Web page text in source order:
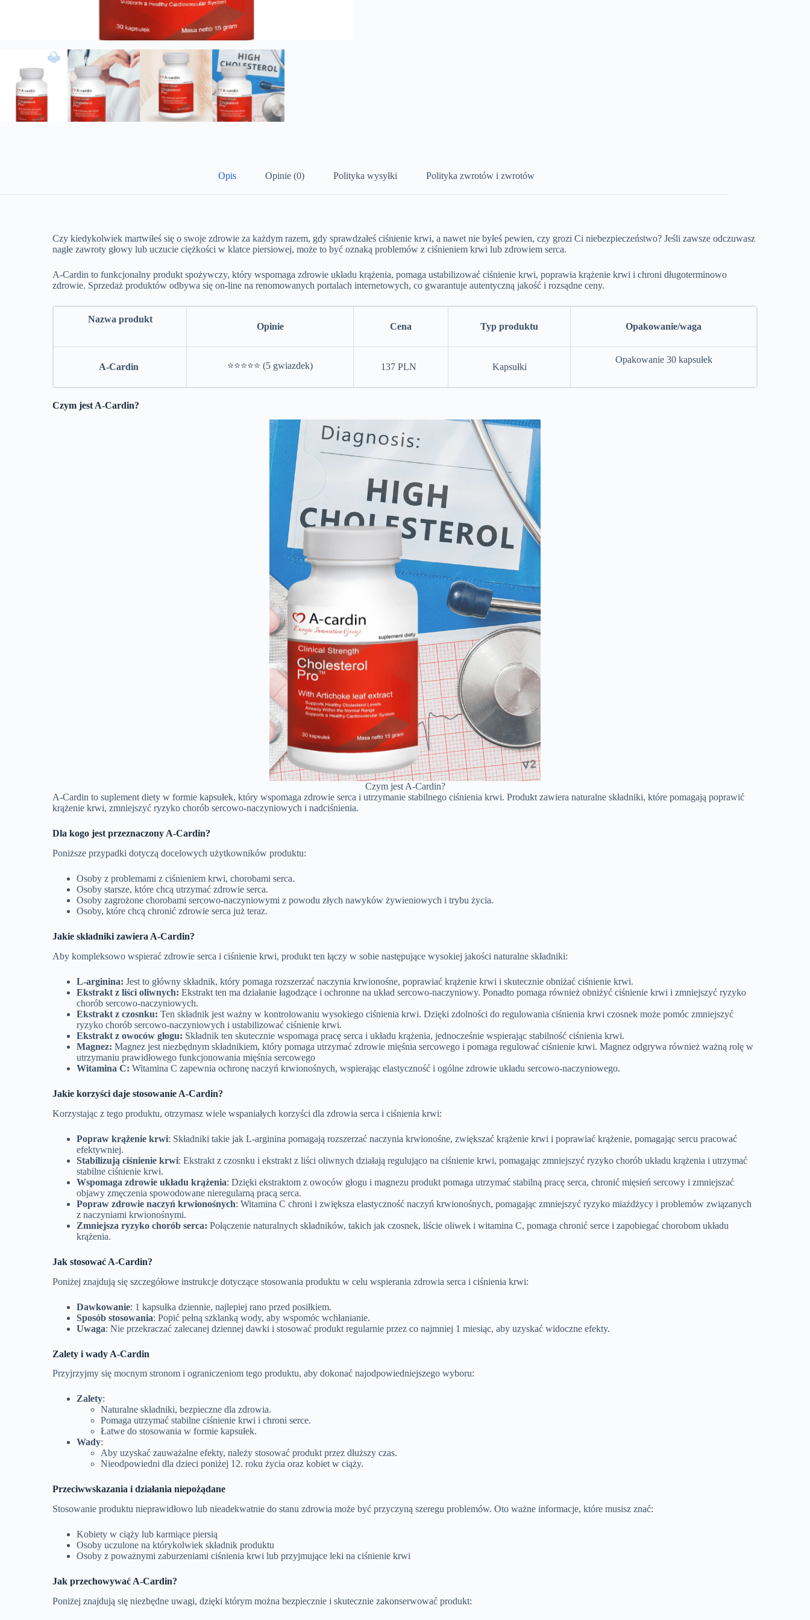
Opis Opinie (0) Polityka wysyłki Polityka zwrotów i zwrotów
Czy kiedykolwiek martwiłeś się o swoje zdrowie za każdym razem, gdy sprawdzałeś ciśnienie krwi, a nawet nie byłeś pewien, czy grozi Ci niebezpieczeństwo? Jeśli zawsze odczuwasz
nagłe zawroty głowy lub uczucie ciężkości w klatce piersiowej, może to być oznaką problemów z ciśnieniem krwi lub zdrowiem serca.
A-Cardin to funkcjonalny produkt spożywczy, który wspomaga zdrowie układu krążenia, pomaga ustabilizować ciśnienie krwi, poprawia krążenie krwi i chroni długoterminowo
zdrowie. Sprzedaż produktów odbywa się on-line na renomowanych portalach internetowych, co gwarantuje autentyczną jakość i rozsądne ceny.
Nazwa produkt
Opinie Cena Typ produktu Opakowanie/waga
A-Cardin ⭐⭐⭐⭐⭐ (5 gwiazdek) 137 PLN Kapsułki
Opakowanie 30 kapsułek
Czym jest A-Cardin?
Czym jest A-Cardin?
A-Cardin to suplement diety w formie kapsułek, który wspomaga zdrowie serca i utrzymanie stabilnego ciśnienia krwi. Produkt zawiera naturalne składniki, które pomagają poprawić
krążenie krwi, zmniejszyć ryzyko chorób sercowo-naczyniowych i nadciśnienia.
Dla kogo jest przeznaczony A-Cardin?
Poniższe przypadki dotyczą docelowych użytkowników produktu:
Osoby z problemami z ciśnieniem krwi, chorobami serca.
Osoby starsze, które chcą utrzymać zdrowie serca.
Osoby zagrożone chorobami sercowo-naczyniowymi z powodu złych nawyków żywieniowych i trybu życia.
Osoby, które chcą chronić zdrowie serca już teraz.
Jakie składniki zawiera A-Cardin?
Aby kompleksowo wspierać zdrowie serca i ciśnienie krwi, produkt ten łączy w sobie następujące wysokiej jakości naturalne składniki:
L-arginina: Jest to główny składnik, który pomaga rozszerzać naczynia krwionośne, poprawiać krążenie krwi i skutecznie obniżać ciśnienie krwi.
Ekstrakt z liści oliwnych: Ekstrakt ten ma działanie łagodzące i ochronne na układ sercowo-naczyniowy. Ponadto pomaga również obniżyć ciśnienie krwi i zmniejszyć ryzyko
chorób sercowo-naczyniowych.
Ekstrakt z czosnku: Ten składnik jest ważny w kontrolowaniu wysokiego ciśnienia krwi. Dzięki zdolności do regulowania ciśnienia krwi czosnek może pomóc zmniejszyć
ryzyko chorób sercowo-naczyniowych i ustabilizować ciśnienie krwi.
Ekstrakt z owoców głogu: Składnik ten skutecznie wspomaga pracę serca i układu krążenia, jednocześnie wspierając stabilność ciśnienia krwi.
Magnez: Magnez jest niezbędnym składnikiem, który pomaga utrzymać zdrowie mięśnia sercowego i pomaga regulować ciśnienie krwi. Magnez odgrywa również ważną rolę w
utrzymaniu prawidłowego funkcjonowania mięśnia sercowego
Witamina C: Witamina C zapewnia ochronę naczyń krwionośnych, wspierając elastyczność i ogólne zdrowie układu sercowo-naczyniowego.
Jakie korzyści daje stosowanie A-Cardin?
Korzystając z tego produktu, otrzymasz wiele wspaniałych korzyści dla zdrowia serca i ciśnienia krwi:
Popraw krążenie krwi: Składniki takie jak L-arginina pomagają rozszerzać naczynia krwionośne, zwiększać krążenie krwi i poprawiać krążenie, pomagając sercu pracować
efektywniej.
Stabilizują ciśnienie krwi: Ekstrakt z czosnku i ekstrakt z liści oliwnych działają regulująco na ciśnienie krwi, pomagając zmniejszyć ryzyko chorób układu krążenia i utrzymać
stabilne ciśnienie krwi.
Wspomaga zdrowie układu krążenia: Dzięki ekstraktom z owoców głogu i magnezu produkt pomaga utrzymać stabilną pracę serca, chronić mięsień sercowy i zmniejszać
objawy zmęczenia spowodowane nieregularną pracą serca.
Popraw zdrowie naczyń krwionośnych: Witamina C chroni i zwiększa elastyczność naczyń krwionośnych, pomagając zmniejszyć ryzyko miażdżycy i problemów związanych
z naczyniami krwionośnymi.
Zmniejsza ryzyko chorób serca: Połączenie naturalnych składników, takich jak czosnek, liście oliwek i witamina C, pomaga chronić serce i zapobiegać chorobom układu
krążenia.
Jak stosować A-Cardin?
Poniżej znajdują się szczegółowe instrukcje dotyczące stosowania produktu w celu wspierania zdrowia serca i ciśnienia krwi:
Dawkowanie: 1 kapsułka dziennie, najlepiej rano przed posiłkiem.
Sposób stosowania: Popić pełną szklanką wody, aby wspomóc wchłanianie.
Uwaga: Nie przekraczać zalecanej dziennej dawki i stosować produkt regularnie przez co najmniej 1 miesiąc, aby uzyskać widoczne efekty.
Zalety i wady A-Cardin
Przyjrzyjmy się mocnym stronom i ograniczeniom tego produktu, aby dokonać najodpowiedniejszego wyboru:
Zalety:
Naturalne składniki, bezpieczne dla zdrowia.
Pomaga utrzymać stabilne ciśnienie krwi i chroni serce.
Łatwe do stosowania w formie kapsułek.
Wady:
Aby uzyskać zauważalne efekty, należy stosować produkt przez dłuższy czas.
Nieodpowiedni dla dzieci poniżej 12. roku życia oraz kobiet w ciąży.
Przeciwwskazania i działania niepożądane
Stosowanie produktu nieprawidłowo lub nieadekwatnie do stanu zdrowia może być przyczyną szeregu problemów. Oto ważne informacje, które musisz znać:
Kobiety w ciąży lub karmiące piersią
Osoby uczulone na którykolwiek składnik produktu
Osoby z poważnymi zaburzeniami ciśnienia krwi lub przyjmujące leki na ciśnienie krwi
Jak przechowywać A-Cardin?
Poniżej znajdują się niezbędne uwagi, dzięki którym można bezpiecznie i skutecznie zakonserwować produkt: